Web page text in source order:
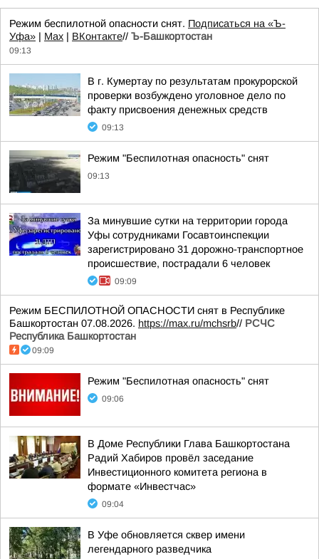
Режим беспилотной опасности снят. Подписаться на «Ъ-
Уфа» | Max | ВКонтакте// Ъ-Башкортостан
09:13
В г. Кумертау по результатам прокурорской
проверки возбуждено уголовное дело по
факту присвоения денежных средств
09:13
Режим "Беспилотная опасность" снят
09:13
За минувшие сутки на территории города
Уфы сотрудниками Госавтоинспекции
зарегистрировано 31 дорожно-транспортное
происшествие, пострадали 6 человек
09:09
Режим БЕСПИЛОТНОЙ ОПАСНОСТИ снят в Республике
Башкортостан 07.08.2026. https://max.ru/mchsrb// РСЧС
Республика Башкортостан
09:09
Режим "Беспилотная опасность" снят
09:06
В Доме Республики Глава Башкортостана
Радий Хабиров провёл заседание
Инвестиционного комитета региона в
формате «Инвестчас»
09:04
В Уфе обновляется сквер имени
легендарного разведчика